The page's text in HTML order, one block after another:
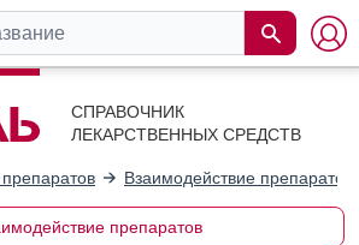
СПРАВОЧНИК
ЛЕКАРСТВЕННЫХ СРЕДСТВ
Взаимодействие препаратов
препаратов